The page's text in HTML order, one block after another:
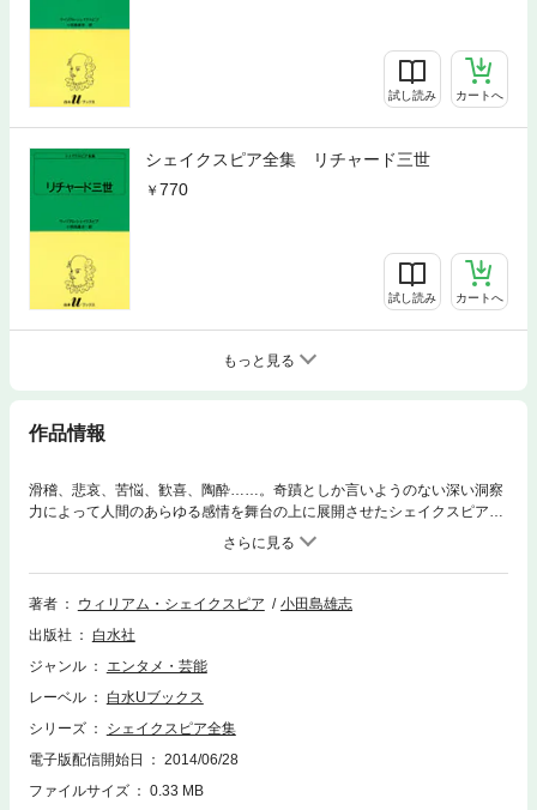
試し読み カートへ
シェイクスピア全集 リチャード三世
770
試し読み カートへ
もっと見る
作品情報
滑稽、悲哀、苦悩、歓喜、陶酔……。奇蹟としか言いようのない深い洞察
力によって人間のあらゆる感情を舞台の上に展開させたシェイクスピアの
全劇作を生きた日本語に移した名翻訳。
著者 ウィリアム・シェイクスピア
小田島雄志
出版社
白水社
ジャンル
エンタメ・芸能
レーベル
白水Uブックス
シリーズ
シェイクスピア全集
電子版配信開始日
2014/06/28
ファイルサイズ
0.33 MB